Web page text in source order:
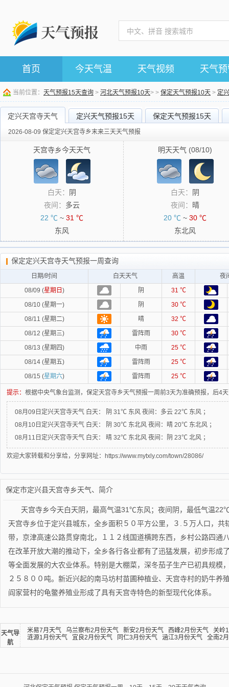
首页 今天气温 天气视频 天气
当前位置： 天气预报15天查询 > 河北天气预报10天> > 保定天气预报10天 > 定
定兴天宫寺天气 定兴天气预报15天 保定天气预报15天
2026-08-09 保定定兴天宫寺乡末来三天天气预报
天宫寺乡今天天气
白天：
阴
夜间： 多云
22 ℃ ~ 31 ℃
东风
明天天气 (08/10)
白天：
阴
夜间：
晴
20 ℃ ~ 30 ℃
东北风
保定定兴天宫寺天气预报一周查询
日期/时间 白天天气 高温
夜
08/09 (星期日 ) 阴
31 ℃
08/10 (星期一)
阴
30 ℃
08/11 (星期二)
晴
32 ℃
08/12 (星期三)
雷阵雨
30 ℃
08/13 (星期四)
中雨
25 ℃
08/14 (星期五)
雷阵雨
25 ℃
08/15 (星期六) 雷阵雨 25 ℃
提示： 根据中央气象台监测，保定天宫寺乡天气预报一周前3天为准确预报，后4
08月09日定兴天宫寺天气 白天： 阴 31℃ 东风 夜间： 多云 22℃ 东风 ；
08月10日定兴天宫寺天气 白天： 阴 30℃ 东北风 夜间： 晴 20℃ 东北风 ；
08月11日定兴天宫寺天气 白天： 晴 32℃ 东北风 夜间： 阴 23℃ 北风 ；
欢迎大家转载和分享给，分享网址：https://www.mytxly.com/town/28086/
保定市定兴县天宫寺乡天气、简介
天宫寺乡今天白天阴，最高气温31℃东风；夜间阴，最低气温
天宫寺乡位于定兴县城东，全乡面积５０平方公里，３.５万人口，
带，京津高速公路贯穿南北，１１２线国道横跨东西，乡村公路四通
在改革开放大潮的推动下，全乡各行各业都有了迅猛发展，初步形成
等全面发展的大农业体系。特别是大棚菜，深冬茄子生产已初具规模
２５８００吨。新近兴起的南马坊村苗圃种植业、天宫寺村的奶牛养
阎家营村的龟鳖养殖业形成了具有天宫寺特色的新型现代化体系。
天气导
航
米易7月天气 乌兰察布2月份天气 新安2月份天气 西峰2月份天气
关岭
涟源1月份天气
宜良2月份天气 同仁3月份天气 涵江3月份天气 全南2